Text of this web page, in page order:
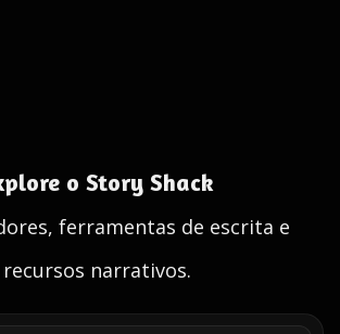
o Story Shack
ferramentas de escrita e
recursos narrativos.